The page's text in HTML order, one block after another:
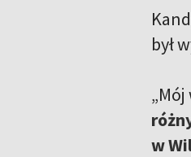
był
w